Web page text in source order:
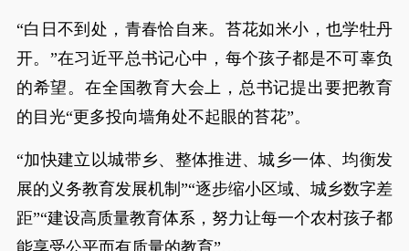
“白日不到处，青春恰自来。苔花如米小，也学牡丹
开。”在习近平总书记心中，每个孩子都是不可辜负
的希望。在全国教育大会上，总书记提出要把教育
的目光“更多投向墙角处不起眼的苔花”。
“加快建立以城带乡、整体推进、城乡一体、均衡发
展的义务教育发展机制”“逐步缩小区域、城乡数字差
距”“建设高质量教育体系，努力让每一个农村孩子都
能享受公平而有质量的教育”……